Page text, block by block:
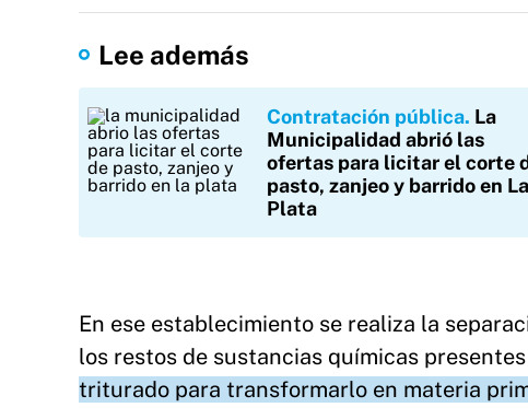
Lee además
Contratación pública La
Municipalidad abrió las
ofertas para licitar el corte
pasto, zanjeo y barrido en La
Plata
En ese establecimiento se realiza la
los restos de sustancias químicas
triturado para transformarlo en materia